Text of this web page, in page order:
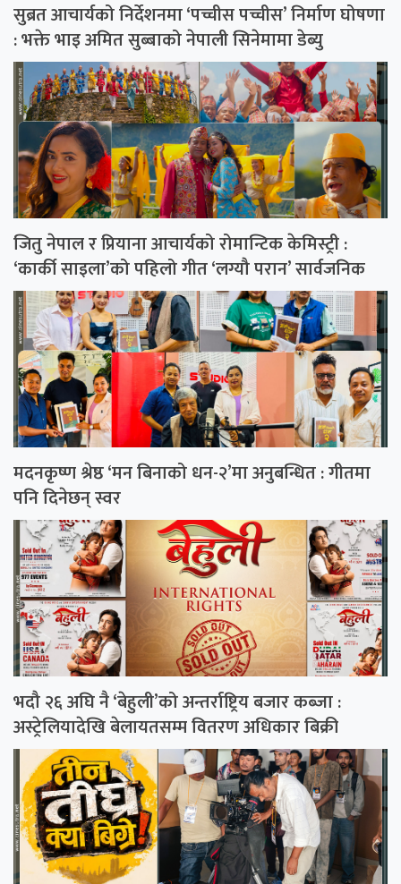
सुब्रत आचार्यको निर्देशनमा ‘पच्चीस पच्चीस’ निर्माण घोषणा
: भक्ते भाइ अमित सुब्बाको नेपाली सिनेमामा डेब्यु
जितु नेपाल र प्रियाना आचार्यको रोमान्टिक केमिस्ट्री :
‘कार्की साइला’को पहिलो गीत ‘लग्यौ परान’ सार्वजनिक
मदनकृष्ण श्रेष्ठ ‘मन बिनाको धन-२’मा अनुबन्धित : गीतमा
पनि दिनेछन् स्वर
भदौ २६ अघि नै ‘बेहुली’को अन्तर्राष्ट्रिय बजार कब्जा :
अस्ट्रेलियादेखि बेलायतसम्म वितरण अधिकार बिक्री